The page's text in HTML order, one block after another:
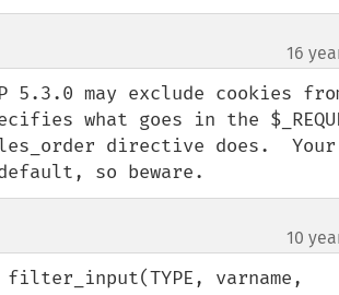
16
may exclude cookies
what goes in the
directive does.  Your
so beware.
10
filter_input(TYPE, varname,